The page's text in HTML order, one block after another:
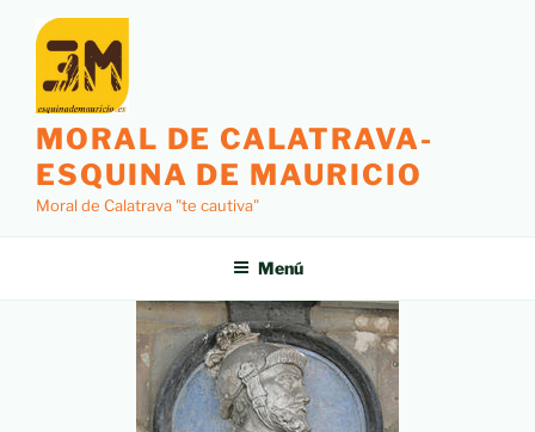
contenido
MORAL DE CALATRAVA-
ESQUINA DE MAURICIO
Moral de Calatrava "te cautiva"
Menú